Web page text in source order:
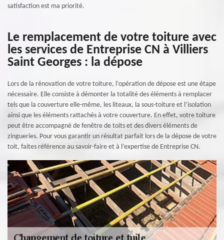
satisfaction est ma priorité.
Le remplacement de votre toiture avec
les services de Entreprise CN à Villiers
Saint Georges : la dépose
Lors de la rénovation de votre toiture, l’opération de dépose est une étape
nécessaire. Elle consiste à démonter la totalité des éléments à remplacer
tels que la couverture elle-même, les liteaux, la sous-toiture et l’isolation
ainsi que les éléments rattachés à votre couverture. En effet, votre toiture
peut être accompagné de fenêtre de toits et des divers éléments de
zingueries. Pour vous garantir un résultat parfait lors de la dépose de votre
toit, faites référence au savoir-faire et à l’expertise de Entreprise CN.